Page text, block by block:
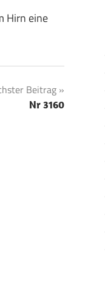
Hirn eine
Beitrag
Nr 3160